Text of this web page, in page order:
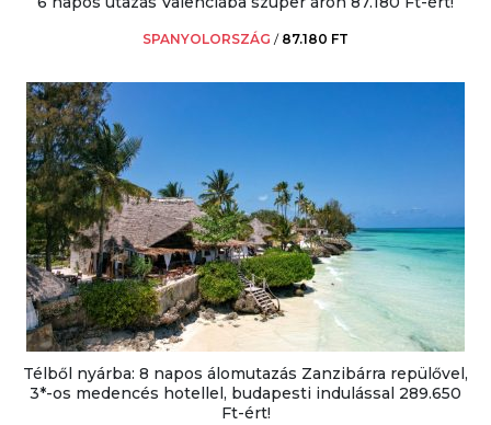
SPANYOLORSZÁG / 87.180 FT
Télből nyárba: 8 napos álomutazás Zanzibárra repülővel,
3*-os medencés hotellel, budapesti indulással 289.650
Ft-ért!